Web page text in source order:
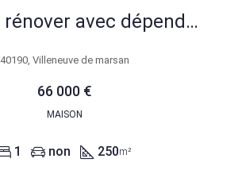
Maison à rénover avec dépendances et grand terrain proche de Villeneuve de Marsan
40190, Villeneuve de marsan
66 000 €
MAISON
1 non 250m²